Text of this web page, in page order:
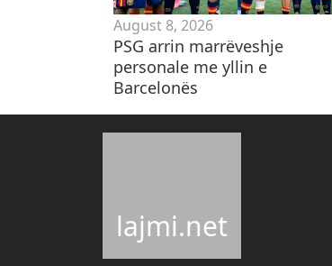
August 8, 2026
PSG arrin marrëveshje
personale me yllin e
Barcelonës
lajmi.net